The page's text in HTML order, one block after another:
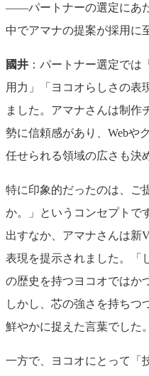
――パートナーの選定にあ
中でアマナの提案が採用に
國井 ：パートナー選定で
用力」「ヨコオらしさの表
ました。アマナさんは制作
勢に信頼感があり、Webや
任せられる領域の広さも決
特に印象的だったのは、ご
か。」というコンセプトで
出すなか、アマナさんは新
表現を提示されました。「
の歴史を持つヨコオではか
しかし、芯の強さを持ちつ
鮮やかに捉えた言葉でした。
一方で、ヨコオにとって「